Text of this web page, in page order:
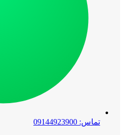
تماس: 09144923900